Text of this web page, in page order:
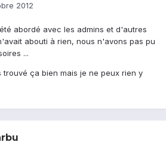
2012
abordé avec les admins et d'autres
abouti à rien, nous n'avons pas pu
...
trouvé ça bien mais je ne peux rien y